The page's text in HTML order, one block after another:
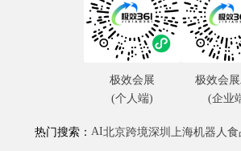
热门搜索： AI北京跨境深圳 上海机器人食
极效会展
(个人端)
极效会
(企业